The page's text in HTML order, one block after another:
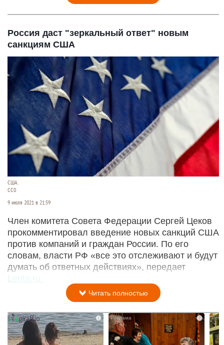
Россия даст "зеркальный ответ" новым
санкциям США
США.
CC0
9 июля 2021 в 21:59
Член комитета Совета Федерации Сергей Цеков
прокомментировал введение новых санкций США
против компаний и граждан России. По его
словам, власти РФ «все это отслеживают и будут
думать об ответных действиях», передает
Lenta.ru.
Читать полностью
i